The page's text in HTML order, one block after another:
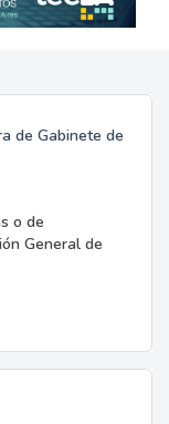
de Gabinete de
o de
General de